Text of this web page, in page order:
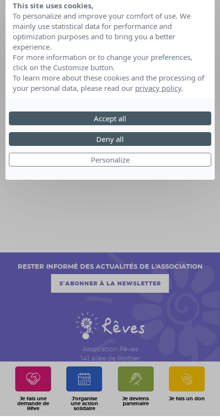
Je fais une
demande de
Rêve
J'organise
une action
solidaire
Je deviens
partenaire
Je fais un don
Association Rêves
141 allée de Riottier
CS 7007 – Limas
69651 Villefranche sur Saône Cedex
04 74 06 30 00
RESTER INFORMÉ DES ACTUALITÉS DE L'ASSOCIATION
S'ABONNER À LA NEWSLETTER
This site uses cookies,
To personalize and improve your comfort of use. We
mainly use statistical data for performance and
optimization purposes and to bring you a better
experience.
For more information or to change your preferences,
click on the Customize button.
To learn more about these cookies and the processing of
your personal data, please read our privacy policy.
Personalize
Deny all
Accept all